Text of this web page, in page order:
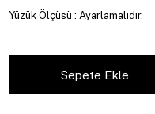
Yüzük Ölçüsü : Ayarlamalıdır.